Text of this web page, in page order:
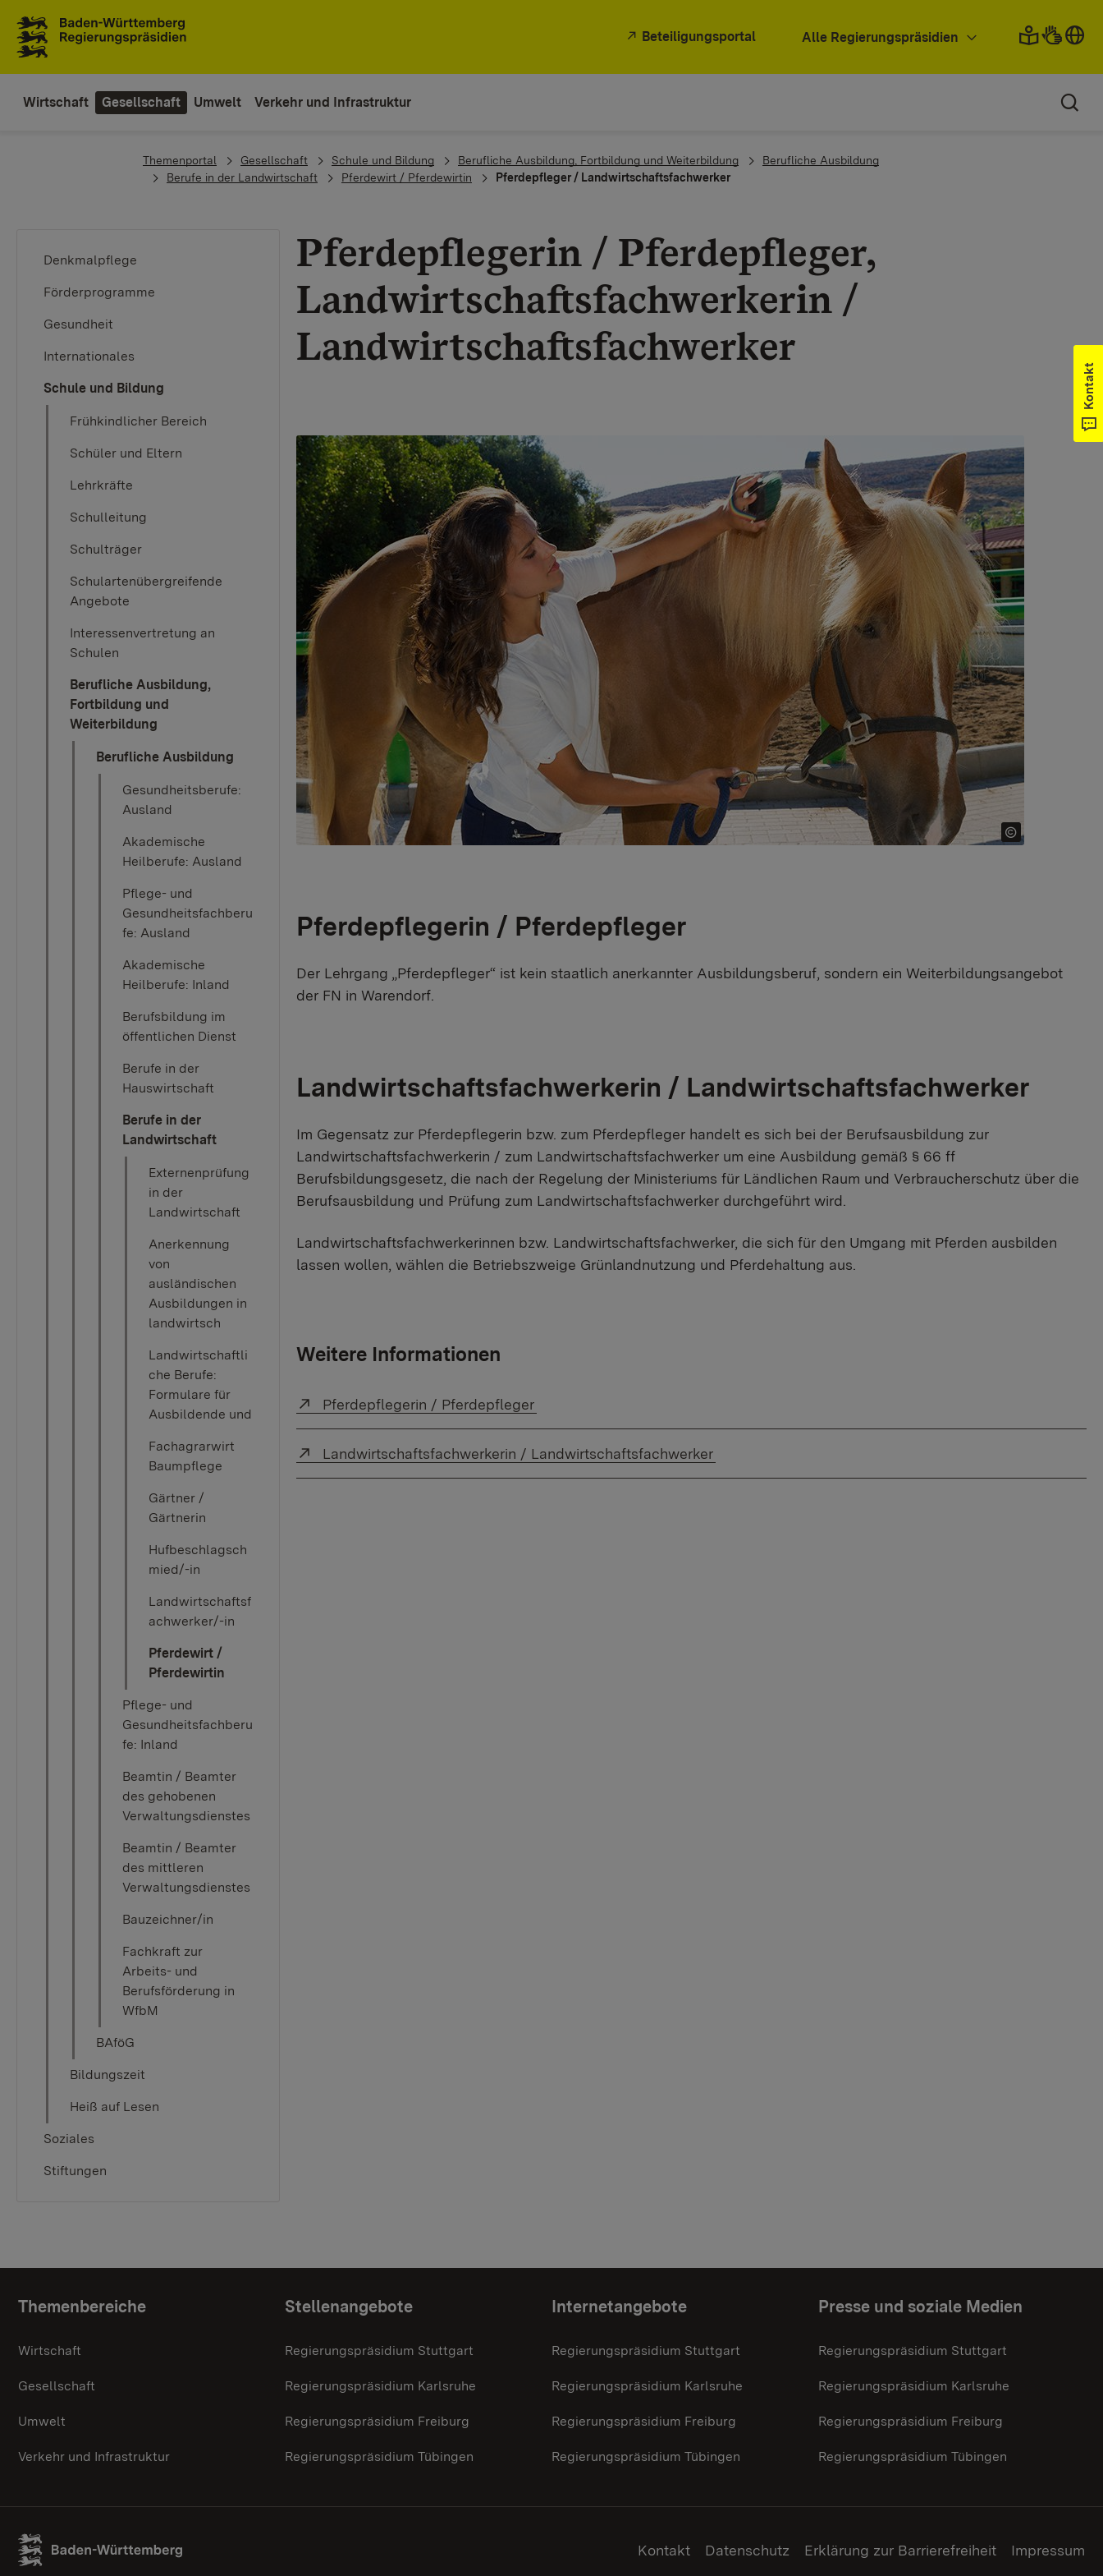
Beteiligungsportal Alle Regierungspräsidien
Wirtschaft Gesellschaft Umwelt Verkehr und Infrastruktur
You are here:
Themenportal Gesellschaft Schule und Bildung Berufliche Ausbildung, Fortbildung und Weiterbildung
Berufliche Ausbildung
Berufe in der Landwirtschaft
Pferdewirt / Pferdewirtin Pferdepfleger / Landwirtschaftsfachwerker
Denkmalpflege
Förderprogramme
Gesundheit
Internationales
Schule und Bildung
Frühkindlicher Bereich
Schüler und Eltern
Lehrkräfte
Schulleitung
Schulträger
Schulartenübergreifende
Angebote
Interessenvertretung an
Schulen
Berufliche Ausbildung,
Fortbildung und
Weiterbildung
Berufliche Ausbildung
Gesundheitsberufe:
Ausland
Akademische
Heilberufe: Ausland
Pflege- und
Gesundheitsfachberu
fe: Ausland
Akademische
Heilberufe: Inland
Berufsbildung im
öffentlichen Dienst
Berufe in der
Hauswirtschaft
Berufe in der
Landwirtschaft
Externenprüfung
in der
Landwirtschaft
Anerkennung
von
ausländischen
Ausbildungen in
landwirtsch
Landwirtschaftli
che Berufe:
Formulare für
Ausbildende und
Fachagrarwirt
Baumpflege
Gärtner /
Gärtnerin
Hufbeschlagsch
mied/-in
Landwirtschaftsf
achwerker/-in
Pferdewirt /
Pferdewirtin
Pflege- und
Gesundheitsfachberu
fe: Inland
Beamtin / Beamter
des gehobenen
Verwaltungsdienstes
Beamtin / Beamter
des mittleren
Verwaltungsdienstes
Bauzeichner/in
Fachkraft zur
Arbeits- und
Berufsförderung in
WfbM
BAföG
Bildungszeit
Heiß auf Lesen
Soziales
Stiftungen
Pferdepflegerin / Pferdepfleger,
Landwirtschaftsfachwerkerin /
Landwirtschaftsfachwerker
Pferdepflegerin / Pferdepfleger
Der Lehrgang „Pferdepfleger“ ist kein staatlich anerkannter Ausbildungsberuf, sondern ein Weiterbildungsangebot
der FN in Warendorf.
Landwirtschaftsfachwerkerin / Landwirtschaftsfachwerker
Im Gegensatz zur Pferdepflegerin bzw. zum Pferdepfleger handelt es sich bei der Berufsausbildung zur
Landwirtschaftsfachwerkerin / zum Landwirtschaftsfachwerker um eine Ausbildung gemäß § 66 ff
Berufsbildungsgesetz, die nach der Regelung der Ministeriums für Ländlichen Raum und Verbraucherschutz über die
Berufsausbildung und Prüfung zum Landwirtschaftsfachwerker durchgeführt wird.
Landwirtschaftsfachwerkerinnen bzw. Landwirtschaftsfachwerker, die sich für den Umgang mit Pferden ausbilden
lassen wollen, wählen die Betriebszweige Grünlandnutzung und Pferdehaltung aus.
Weitere Informationen
Externer Link:
Pferdepflegerin / Pferdepfleger
Externer Link:
Landwirtschaftsfachwerkerin / Landwirtschaftsfachwerker
Kontakt
Themenübersicht
Themenbereiche
Wirtschaft
Gesellschaft
Umwelt
Verkehr und Infrastruktur
Stellenangebote
Regierungspräsidium Stuttgart
Regierungspräsidium Karlsruhe
Regierungspräsidium Freiburg
Regierungspräsidium Tübingen
Internetangebote
Regierungspräsidium Stuttgart
Regierungspräsidium Karlsruhe
Regierungspräsidium Freiburg
Regierungspräsidium Tübingen
Presse und soziale Medien
Regierungspräsidium Stuttgart
Regierungspräsidium Karlsruhe
Regierungspräsidium Freiburg
Regierungspräsidium Tübingen
Kontakt Datenschutz Erklärung zur Barrierefreiheit Impressum